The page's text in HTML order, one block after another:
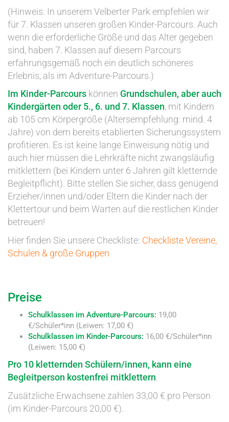
(Hinweis: In unserem Velberter Park empfehlen wir
für 7. Klassen unseren großen Kinder-Parcours. Auch
wenn die erforderliche Größe und das Alter gegeben
sind, haben 7. Klassen auf diesem Parcours
erfahrungsgemäß noch ein deutlich schöneres
Erlebnis, als im Adventure-Parcours.)
Im Kinder-Parcours können Grundschulen, aber auch
Kindergärten oder 5., 6. und 7. Klassen, mit Kindern
ab 105 cm Körpergröße (Altersempfehlung: mind. 4
Jahre) von dem bereits etablierten Sicherungssystem
profitieren. Es ist keine lange Einweisung nötig und
auch hier müssen die Lehrkräfte nicht zwangsläufig
mitklettern (bei Kindern unter 6 Jahren gilt kletternde
Begleitpflicht). Bitte stellen Sie sicher, dass genügend
Erzieher/innen und/oder Eltern die Kinder nach der
Klettertour und beim Warten auf die restlichen Kinder
betreuen!
Hier finden Sie unsere Checkliste: Checkliste Vereine,
Schulen & große Gruppen
Preise
Schulklassen im Adventure-Parcours: 19,00
€/Schüler*inn (Leiwen: 17,00 €)
Schulklassen im Kinder-Parcours: 16,00 €/Schüler*inn
(Leiwen: 15,00 €)
Pro 10 kletternden Schülern/innen, kann eine
Begleitperson kostenfrei mitklettern
Zusätzliche Erwachsene zahlen 33,00 € pro Person
(im Kinder-Parcours 20,00 €).